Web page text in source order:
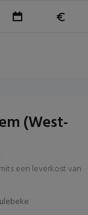
(West-
mits een leverkost van